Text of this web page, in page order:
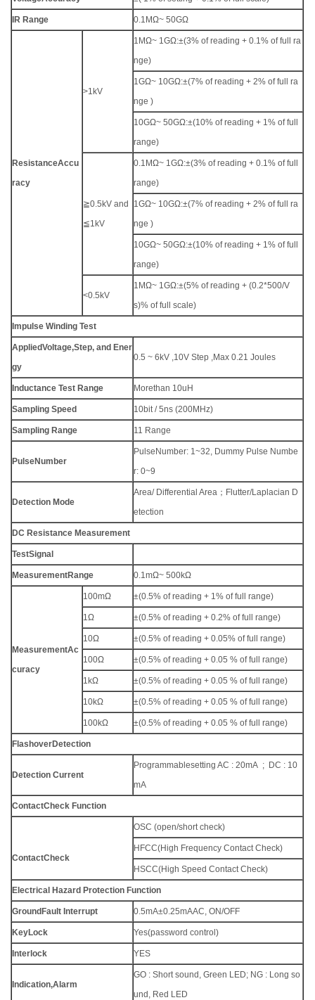
IR Range 0.1MΩ~ 50GΩ
ResistanceAccu
racy
>1kV
1MΩ~ 1GΩ:±(3% of reading + 0.1% of full ra
nge)
1GΩ~ 10GΩ:±(7% of reading + 2% of full ra
nge )
10GΩ~ 50GΩ:±(10% of reading + 1% of full
range)
≧0.5kV and
≦1kV
0.1MΩ~ 1GΩ:±(3% of reading + 0.1% of full
range)
1GΩ~ 10GΩ:±(7% of reading + 2% of full ra
nge )
10GΩ~ 50GΩ:±(10% of reading + 1% of full
range)
<0.5kV
1MΩ~ 1GΩ:±(5% of reading + (0.2*500/V
s)% of full scale)
Impulse Winding Test
AppliedVoltage,Step, and Ener
gy
0.5 ~ 6kV ,10V Step ,Max 0.21 Joules
Inductance Test Range Morethan 10uH
Sampling Speed 10bit / 5ns (200MHz)
Sampling Range 11 Range
PulseNumber
PulseNumber: 1~32, Dummy Pulse Numbe
r: 0~9
Detection Mode
Area/ Differential Area；Flutter/Laplacian D
etection
DC Resistance Measurement
TestSignal
MeasurementRange 0.1mΩ~ 500kΩ
MeasurementAc
curacy
100mΩ ±(0.5% of reading + 1% of full range)
1Ω ±(0.5% of reading + 0.2% of full range)
10Ω ±(0.5% of reading + 0.05% of full range)
100Ω ±(0.5% of reading + 0.05 % of full range)
1kΩ ±(0.5% of reading + 0.05 % of full range)
10kΩ ±(0.5% of reading + 0.05 % of full range)
100kΩ ±(0.5% of reading + 0.05 % of full range)
FlashoverDetection
Detection Current
Programmablesetting AC : 20mA ; DC : 10
mA
ContactCheck Function
ContactCheck
OSC (open/short check)
HFCC(High Frequency Contact Check)
HSCC(High Speed Contact Check)
Electrical Hazard Protection Function
GroundFault Interrupt 0.5mA±0.25mAAC, ON/OFF
KeyLock Yes(password control)
Interlock YES
Indication,Alarm
GO : Short sound, Green LED; NG : Long so
und, Red LED